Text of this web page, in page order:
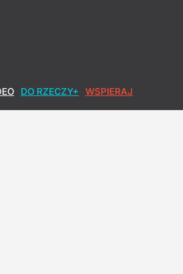
DO RZECZY+ WSPIERAJ
krótko